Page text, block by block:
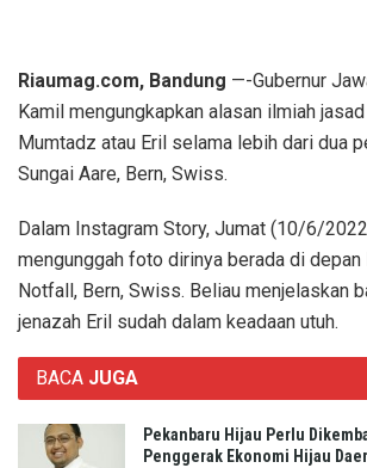
Riaumag.com, Bandung —-Gubernur
Kamil mengungkapkan alasan ilmiah
Mumtadz atau Eril selama lebih dari dua
Sungai Aare, Bern, Swiss.
Dalam Instagram Story, Jumat (10/6/
mengunggah foto dirinya berada di depan
Notfall, Bern, Swiss. Beliau menjelaskan
jenazah Eril sudah dalam keadaan utuh.
BACA JUGA
Pekanbaru Hijau Perlu
Penggerak Ekonomi Hijau